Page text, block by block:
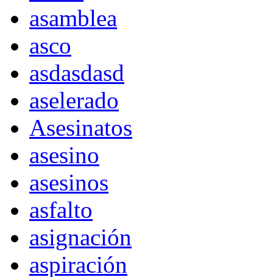
asamblea
asco
asdasdasd
aselerado
Asesinatos
asesino
asesinos
asfalto
asignación
aspiración